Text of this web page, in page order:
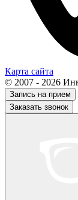
Карта сайта
© 2007 - 2026
Запись на прием
Заказать звонок